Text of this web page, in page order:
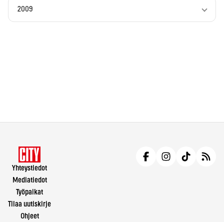
2009
Yhteystiedot
Mediatiedot
Työpaikat
Tilaa uutiskirje
Ohjeet